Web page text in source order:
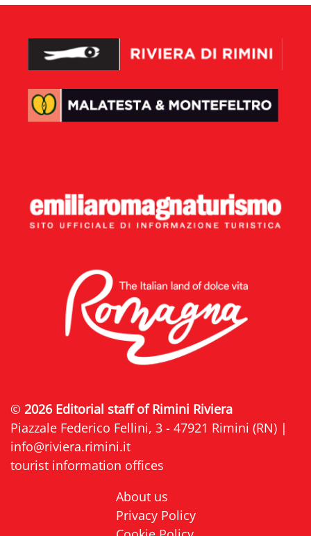
© 2026 Editorial staff of Rimini Riviera
Piazzale Federico Fellini, 3 - 47921 Rimini (RN) |
info@riviera.rimini.it
tourist information offices
About us
Privacy Policy